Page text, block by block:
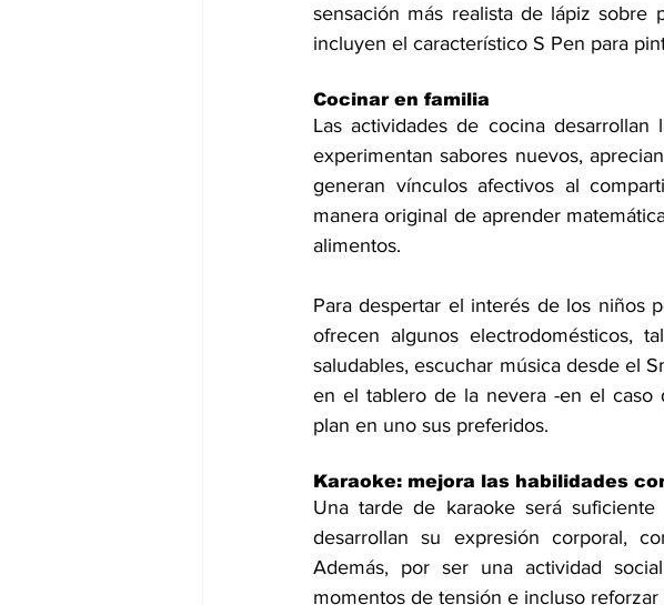
sensación más realista de lápiz sobre
incluyen el característico S Pen para
Cocinar en familia
Las actividades de cocina desarrollan
experimentan sabores nuevos,
generan vínculos afectivos al
manera original de aprender
alimentos.
Para despertar el interés de los niños
ofrecen algunos electrodomésticos,
saludables, escuchar música desde el
en el tablero de la nevera -en el caso
plan en uno sus preferidos.
Karaoke: mejora las habilidades
Una tarde de karaoke será
desarrollan su expresión corporal,
Además, por ser una actividad
momentos de tensión e incluso reforzar